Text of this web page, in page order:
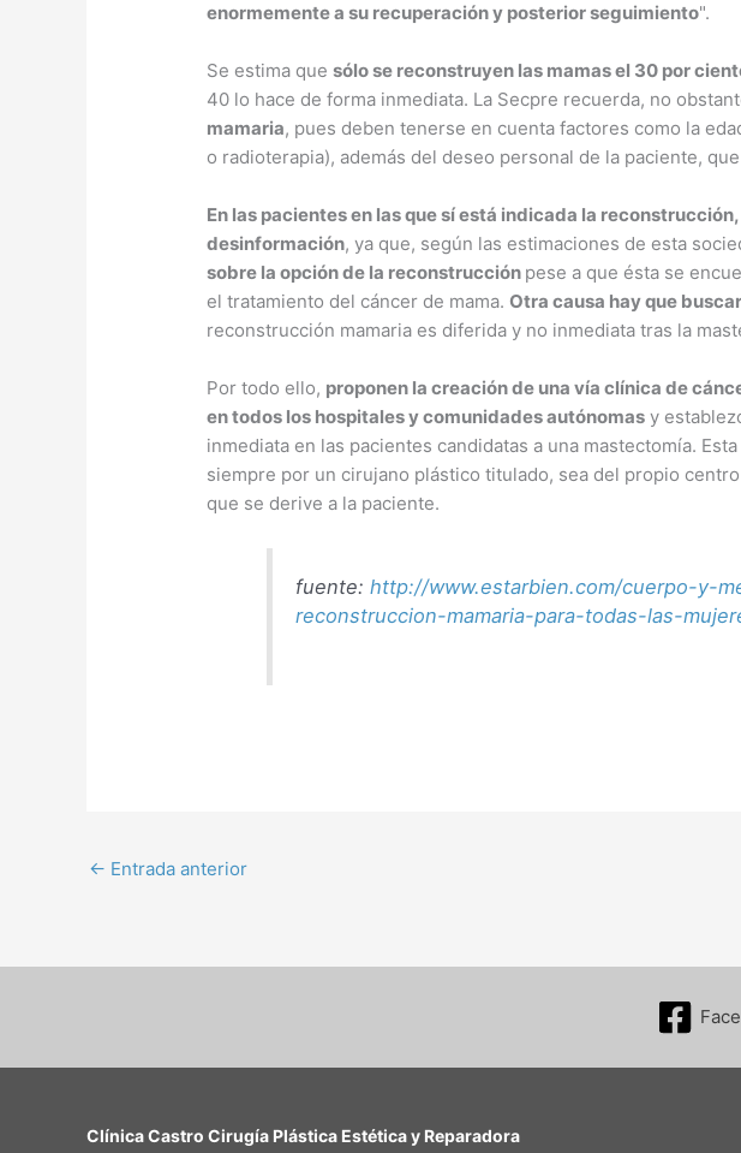
enormemente a su recuperación y posterior seguimiento".
Se estima quesólo se reconstruyen las mamas el 30 por
40 lo hace de forma inmediata. La Secpre recuerda, no
mamaria, pues deben tenerse en cuenta factores como la
o radioterapia), además del deseo personal de la paciente,
En las pacientes en las que sí está indicada la
desinformación, ya que, según las estimaciones de esta
sobre la opción de la reconstrucción pese a que ésta se
el tratamiento del cáncer de mama.Otra causa hay que
reconstrucción mamaria es diferida y no inmediata tras la
Por todo ello, proponen la creación de una vía clínica de
en todos los hospitales y comunidades autónomas y
inmediata en las pacientes candidatas a una mastectomía.
siempre por un cirujano plástico titulado, sea del propio
que se derive a la paciente.
fuente:http://www.estarbien.com/cuerpo-y-
reconstruccion-mamaria-para-todas-las-
← Entrada anterior
Clínica Castro Cirugía Plástica Estética y Reparadora